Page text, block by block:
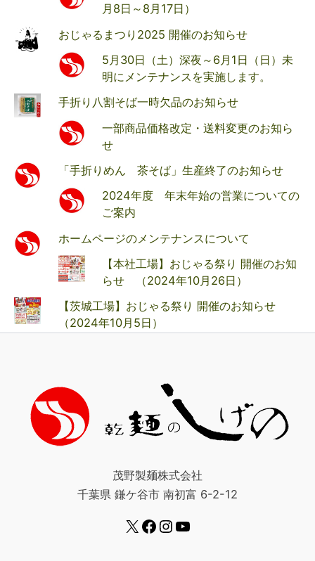
月8日～8月17日）
おじゃるまつり2025 開催のお知らせ
5月30日（土）深夜～6月1日（日）未
明にメンテナンスを実施します。
手折り八割そば一時欠品のお知らせ
一部商品価格改定・送料変更のお知ら
せ
「手折りめん 茶そば」生産終了のお知らせ
2024年度 年末年始の営業についての
ご案内
ホームページのメンテナンスについて
【本社工場】おじゃる祭り 開催のお知
らせ （2024年10月26日）
【茨城工場】おじゃる祭り 開催のお知らせ
（2024年10月5日）
茂野製麺株式会社
千葉県 鎌ケ谷市 南初富 6-2-12